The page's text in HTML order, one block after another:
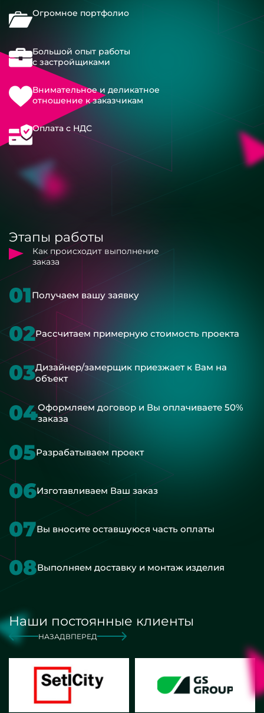
Огромное портфолио
Большой опыт работы
с застройщиками
Внимательное и деликатное
отношение к заказчикам
Оплата с НДС
Этапы работы
Как происходит выполнение
заказа
01Получаем вашу заявку
02Рассчитаем примерную стоимость проекта
03Дизайнер/замерщик приезжает к Вам на
объект
04Оформляем договор и Вы оплачиваете 50%
заказа
05Разрабатываем проект
06Изготавливаем Ваш заказ
07Вы вносите оставшуюся часть оплаты
08Выполняем доставку и монтаж изделия
Наши постоянные клиенты
НАЗАД ВПЕРЕД